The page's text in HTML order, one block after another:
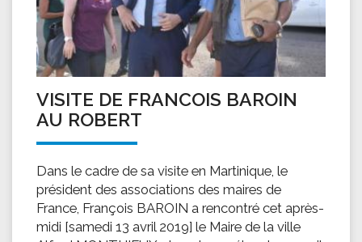
VISITE DE FRANCOIS BAROIN
AU ROBERT
Dans le cadre de sa visite en Martinique, le
président des associations des maires de
France, François BAROIN a rencontré cet après-
midi [samedi 13 avril 2019] le Maire de la ville